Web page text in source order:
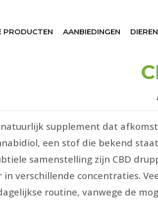
PRODUCTEN AANBIEDINGEN DIEREN
supplement dat
een stof die bekend
samenstelling zijn CBD
verschillende concentraties.
routine, vanwege de